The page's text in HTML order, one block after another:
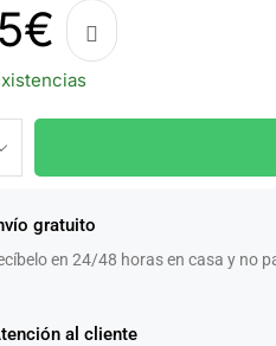
€
gratuito
en 24/48 horas en casa y no
al cliente